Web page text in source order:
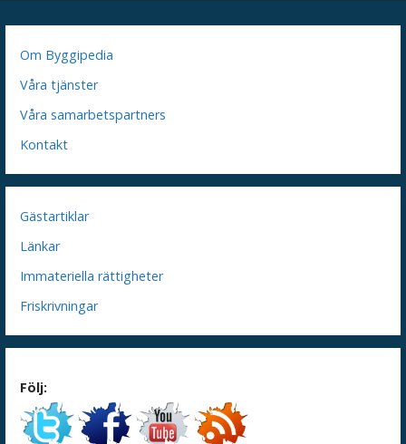
Om Byggipedia
Våra tjänster
Våra samarbetspartners
Kontakt
Gästartiklar
Länkar
Immateriella rättigheter
Friskrivningar
Följ: